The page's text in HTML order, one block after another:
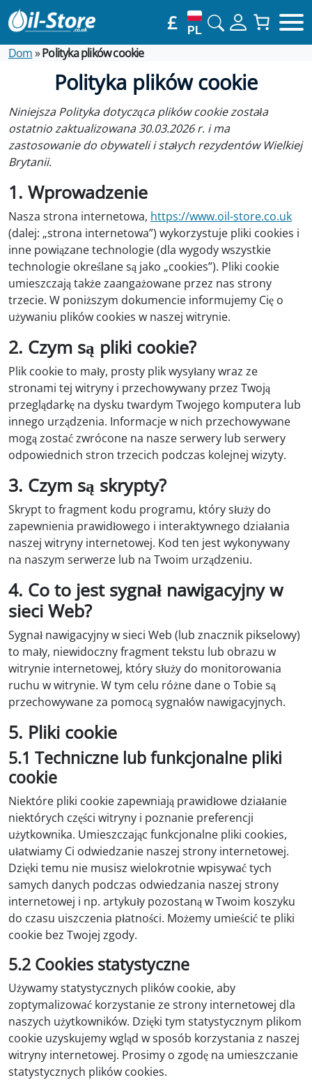
£ PL
Dom»Polityka plików cookie
Polityka plików cookie
Niniejsza Polityka dotycząca plików cookie została
ostatnio zaktualizowana 30.03.2026 r. i ma
zastosowanie do obywateli i stałych rezydentów Wielkiej
Brytanii.
1. Wprowadzenie
Nasza strona internetowa, https://www.oil-store.co.uk
(dalej: „strona internetowa”) wykorzystuje pliki cookies i
inne powiązane technologie (dla wygody wszystkie
technologie określane są jako „cookies”). Pliki cookie
umieszczają także zaangażowane przez nas strony
trzecie. W poniższym dokumencie informujemy Cię o
używaniu plików cookies w naszej witrynie.
2. Czym są pliki cookie?
Plik cookie to mały, prosty plik wysyłany wraz ze
stronami tej witryny i przechowywany przez Twoją
przeglądarkę na dysku twardym Twojego komputera lub
innego urządzenia. Informacje w nich przechowywane
mogą zostać zwrócone na nasze serwery lub serwery
odpowiednich stron trzecich podczas kolejnej wizyty.
3. Czym są skrypty?
Skrypt to fragment kodu programu, który służy do
zapewnienia prawidłowego i interaktywnego działania
naszej witryny internetowej. Kod ten jest wykonywany
na naszym serwerze lub na Twoim urządzeniu.
4. Co to jest sygnał nawigacyjny w
sieci Web?
Sygnał nawigacyjny w sieci Web (lub znacznik pikselowy)
to mały, niewidoczny fragment tekstu lub obrazu w
witrynie internetowej, który służy do monitorowania
ruchu w witrynie. W tym celu różne dane o Tobie są
przechowywane za pomocą sygnałów nawigacyjnych.
5. Pliki cookie
5.1 Techniczne lub funkcjonalne pliki
cookie
Niektóre pliki cookie zapewniają prawidłowe działanie
niektórych części witryny i poznanie preferencji
użytkownika. Umieszczając funkcjonalne pliki cookies,
ułatwiamy Ci odwiedzanie naszej strony internetowej.
Dzięki temu nie musisz wielokrotnie wpisywać tych
samych danych podczas odwiedzania naszej strony
internetowej i np. artykuły pozostaną w Twoim koszyku
do czasu uiszczenia płatności. Możemy umieścić te pliki
cookie bez Twojej zgody.
5.2 Cookies statystyczne
Używamy statystycznych plików cookie, aby
zoptymalizować korzystanie ze strony internetowej dla
naszych użytkowników. Dzięki tym statystycznym plikom
cookie uzyskujemy wgląd w sposób korzystania z naszej
witryny internetowej. Prosimy o zgodę na umieszczanie
statystycznych plików cookies.